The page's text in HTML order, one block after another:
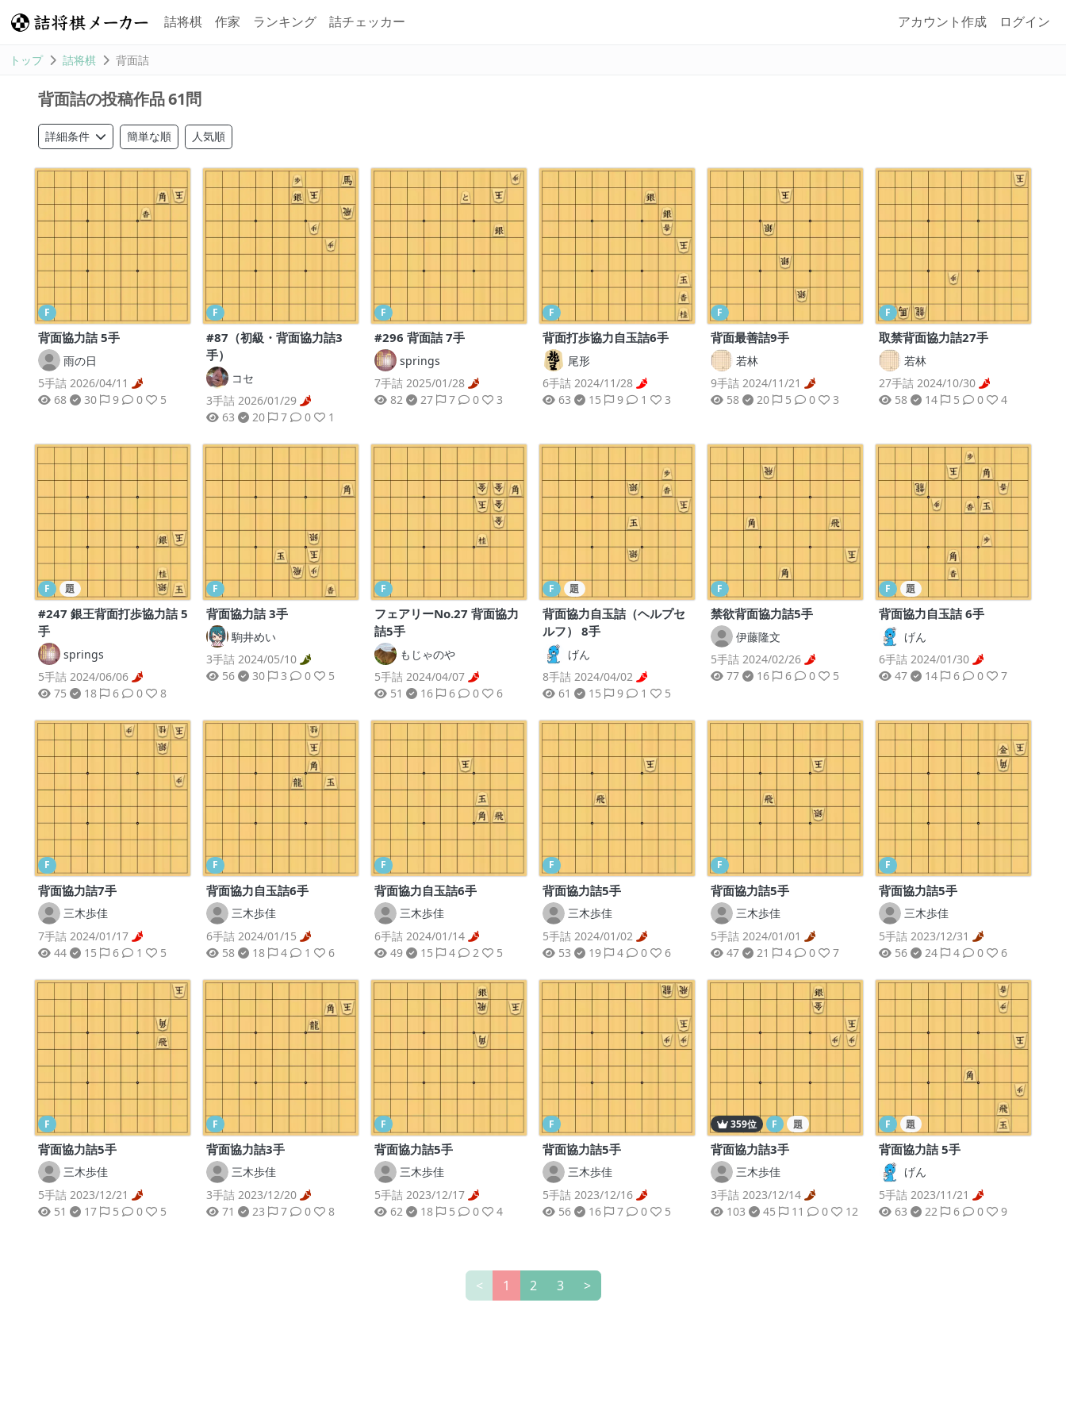
詰将棋 作家 ランキング 詰チェッカー アカウント作成 ログイン
トップ 詰将棋 背面詰
背面詰の投稿作品61問
詳細条件 簡単な順 人気順
F
背面協力詰 5手
雨の日
5手詰 2026/04/11
68
30 9 0 5
F
#87（初級・背面協力詰3
手）
コセ
3手詰 2026/01/29
63
20 7 0 1
F
#296 背面詰 7手
springs
7手詰 2025/01/28
82
27 7 0 3
F
背面打歩協力自玉詰6手
尾形
6手詰 2024/11/28
63
15 9 1 3
F
背面最善詰9手
若林
9手詰 2024/11/21
58
20 5 0 3
F
取禁背面協力詰27手
若林
27手詰 2024/10/30
58
14 5 0 4
F 題
#247 銀王背面打歩協力詰 5
手
springs
5手詰 2024/06/06
75
18 6 0 8
F
背面協力詰 3手
駒井めい
3手詰 2024/05/10
56
30 3 0 5
F
フェアリーNo.27 背面協力
詰5手
もじゃのや
5手詰 2024/04/07
51
16 6 0 6
F 題
背面協力自玉詰（ヘルプセ
ルフ） 8手
げん
8手詰 2024/04/02
61
15 9 1 5
F
禁欲背面協力詰5手
伊藤隆文
5手詰 2024/02/26
77
16 6 0 5
F 題
背面協力自玉詰 6手
げん
6手詰 2024/01/30
47
14 6 0 7
F
背面協力詰7手
三木歩佳
7手詰 2024/01/17
44
15 6 1 5
F
背面協力自玉詰6手
三木歩佳
6手詰 2024/01/15
58
18 4 1 6
F
背面協力自玉詰6手
三木歩佳
6手詰 2024/01/14
49
15 4 2 5
F
背面協力詰5手
三木歩佳
5手詰 2024/01/02
53
19 4 0 6
F
背面協力詰5手
三木歩佳
5手詰 2024/01/01
47
21 4 0 7
F
背面協力詰5手
三木歩佳
5手詰 2023/12/31
56
24 4 0 6
F
背面協力詰5手
三木歩佳
5手詰 2023/12/21
51
17 5 0 5
F
背面協力詰3手
三木歩佳
3手詰 2023/12/20
71
23 7 0 8
F
背面協力詰5手
三木歩佳
5手詰 2023/12/17
62
18 5 0 4
F
背面協力詰5手
三木歩佳
5手詰 2023/12/16
56
16 7 0 5
359位 F 題
背面協力詰3手
三木歩佳
3手詰 2023/12/14
103
45 11 0 12
F 題
背面協力詰 5手
げん
5手詰 2023/11/21
63
22 6 0 9
< 1 2 3 >